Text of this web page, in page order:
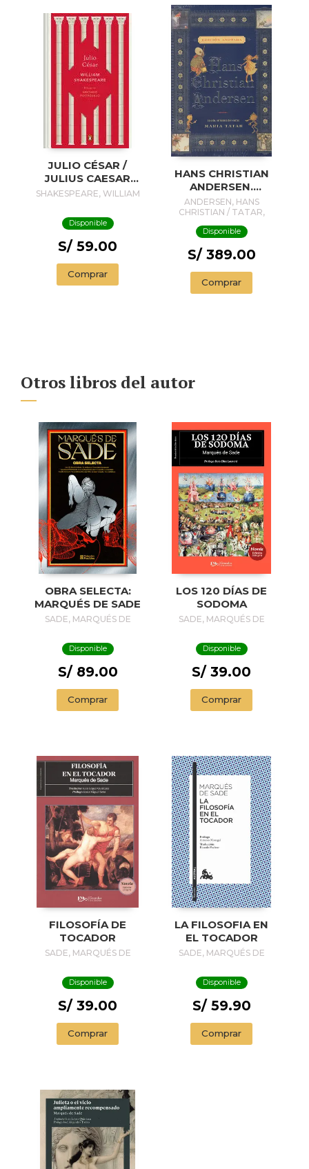
JULIO CÉSAR /
JULIUS CAESAR
(SPANISH EDITION)
SHAKESPEARE, WILLIAM
Disponible
S/ 59.00
Comprar
HANS CHRISTIAN
ANDERSEN.
EDICIÓN ANOTADA
ANDERSEN, HANS
CHRISTIAN / TATAR,
Disponible
S/ 389.00
Comprar
Otros libros del autor
OBRA SELECTA:
MARQUÉS DE SADE
SADE, MARQUÉS DE
Disponible
S/ 89.00
Comprar
LOS 120 DÍAS DE
SODOMA
SADE, MARQUÉS DE
Disponible
S/ 39.00
Comprar
FILOSOFÍA DE
TOCADOR
SADE, MARQUÉS DE
Disponible
S/ 39.00
Comprar
LA FILOSOFIA EN
EL TOCADOR
SADE, MARQUÉS DE
Disponible
S/ 59.90
Comprar